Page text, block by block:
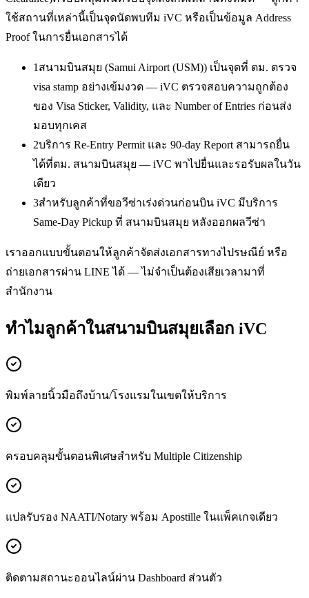
ใช้สถานที่เหล่านี้เป็นจุดนัดพบทีม iVC หรือเป็นข้อมูล Address
Proof ในการยื่นเอกสารได้
1 สนามบินสมุย (Samui Airport (USM)) เป็นจุดที่ ตม. ตรวจ
visa stamp อย่างเข้มงวด — iVC ตรวจสอบความถูกต้อง
ของ Visa Sticker, Validity, และ Number of Entries ก่อนส่ง
มอบทุกเคส
2บริการ Re-Entry Permit และ 90-day Report สามารถยื่น
ได้ที่ตม. สนามบินสมุย — iVC พาไปยื่นและรอรับผลในวัน
เดียว
3สำหรับลูกค้าที่ขอวีซ่าเร่งด่วนก่อนบิน iVC มีบริการ
Same-Day Pickup ที่ สนามบินสมุย หลังออกผลวีซ่า
เราออกแบบขั้นตอนให้ลูกค้าจัดส่งเอกสารทางไปรษณีย์ หรือ
ถ่ายเอกสารผ่าน LINE ได้ — ไม่จำเป็นต้องเสียเวลามาที่
สำนักงาน
ทำไมลูกค้าในสนามบินสมุยเลือก iVC
พิมพ์ลายนิ้วมือถึงบ้าน/โรงแรมในเขตให้บริการ
ครอบคลุมขั้นตอนพิเศษสำหรับ Multiple Citizenship
แปลรับรอง NAATI/Notary พร้อม Apostille ในแพ็คเกจเดียว
ติดตามสถานะออนไลน์ผ่าน Dashboard ส่วนตัว